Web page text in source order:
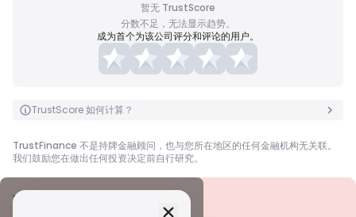
暂无 TrustScore
分数不足，无法显示趋势。
成为首个为该公司评分和评论的用户。
TrustScore 如何计算？
TrustFinance 不是持牌金融顾问，也与您所在地区的任何金融机构无关联。
我们鼓励您在做出任何投资决定前自行研究。
安全信息